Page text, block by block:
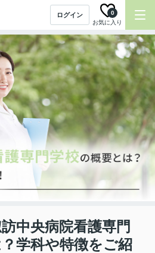
ログイン
お気に入り
0
中央病院看護専門
学科や特徴をご紹